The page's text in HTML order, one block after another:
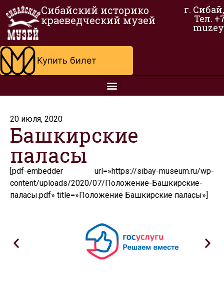
Сибайский историко
краеведческий музей
г.
Тел.
Купить билет
20 июля, 2020
Башкирские
паласы
[pdf-embedder url=»https://sibay-museum.ru/wp-
content/uploads/2020/07/Положение-Башкирские-
паласы.pdf» title=»Положение Башкирские паласы»]